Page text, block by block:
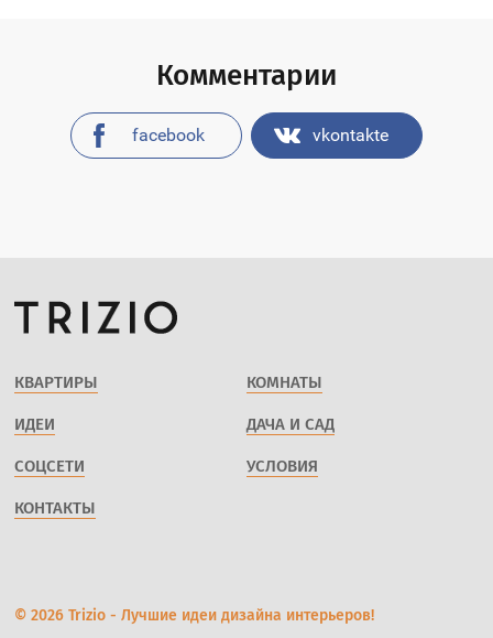
Комментарии
facebook vkontakte
КВАРТИРЫ КОМНАТЫ
ИДЕИ ДАЧА И САД
СОЦСЕТИ УСЛОВИЯ
КОНТАКТЫ
© 2026 Trizio - Лучшие идеи дизайна интерьеров!